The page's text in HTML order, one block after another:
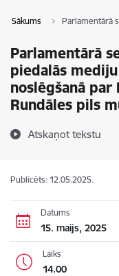
Sākums Parlamentārā
Parlamentārā
piedalās
noslēgšanā
Rundāles pils
Atskaņot tekstu
Publicēts: 12.05.2025.
Datums
15. maijs, 2025
Laiks
14.00